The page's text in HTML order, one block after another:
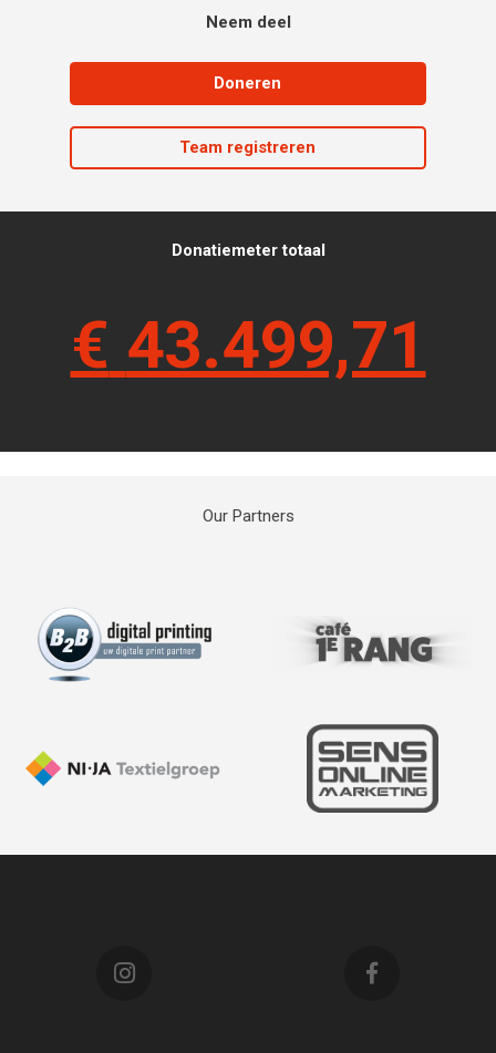
Neem deel
Doneren
Team registreren
Donatiemeter totaal
€ 43.499,71
Our Partners